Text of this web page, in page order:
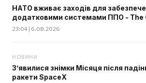
НАТО вживає заходів для
додатковими системами ППО - The
23:04 | 6.08.2026
НОВИНИ
З’явилися знімки Місяця після
ракети SpaceX